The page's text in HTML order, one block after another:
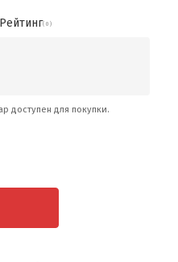
Рейтинг( 0 )
доступен для покупки.